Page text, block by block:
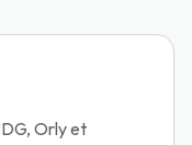
Orly et